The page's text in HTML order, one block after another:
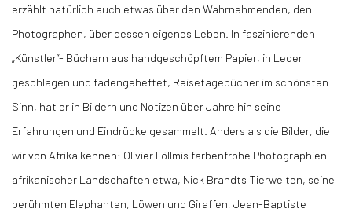
erzählt natürlich auch etwas über den Wahrnehmenden, den
Photographen, über dessen eigenes Leben. In faszinierenden
„Künstler“- Büchern aus handgeschöpftem Papier, in Leder
geschlagen und fadengeheftet, Reisetagebücher im schönsten
Sinn, hat er in Bildern und Notizen über Jahre hin seine
Erfahrungen und Eindrücke gesammelt. Anders als die Bilder, die
wir von Afrika kennen: Olivier Föllmis farbenfrohe Photographien
afrikanischer Landschaften etwa, Nick Brandts Tierwelten, seine
berühmten Elephanten, Löwen und Giraffen, Jean-Baptiste